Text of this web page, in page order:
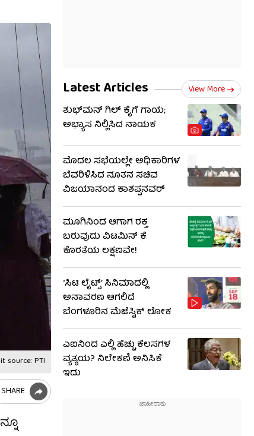
source: PTI
SHARE
Latest Articles View More
ಶುಭ್​ಮನ್ ಗಿಲ್ ಕೈಗೆ ಗಾಯ;
ಅಭ್ಯಾಸ ನಿಲ್ಲಿಸಿದ ನಾಯಕ
ಮೊದಲ ಸಭೆಯಲ್ಲೇ ಅಧಿಕಾರಿಗಳ
ಬೆವರಿಳಿಸಿದ ನೂತನ ಸಚಿವ
ವಿಜಯಾನಂದ ಕಾಶಪ್ಪನವರ್
ಮೂಗಿನಿಂದ ಆಗಾಗ ರಕ್ತ
ಬರುವುದು ವಿಟಮಿನ್ ಕೆ
ಕೊರತೆಯ ಲಕ್ಷಣವೇ!
‘ಸಿಟಿ ಲೈಟ್ಸ್’ ಸಿನಿಮಾದಲ್ಲಿ
ಅನಾವರಣ ಆಗಲಿದೆ
ಬೆಂಗಳೂರಿನ ಮೆಜೆಸ್ಟಿಕ್ ಲೋಕ
ಎಐನಿಂದ ಎಲ್ಲಿ ಹೆಚ್ಚು ಕೆಲಸಗಳ
ವ್ಯತ್ಯಯ? ನಿಲೇಕಣಿ ಅನಿಸಿಕೆ
ಇದು